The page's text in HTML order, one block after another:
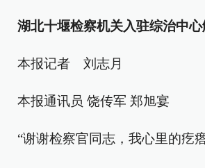
湖北十堰检察机关入驻综治中
本报记者 刘志月
本报通讯员 饶传军 郑旭宴
“谢谢检察官同志，我心里的疙